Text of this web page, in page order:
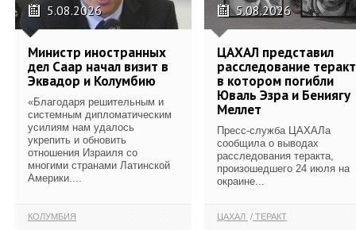
5.08.2026
Министр иностранных
дел Саар начал визит в
Эквадор и Колумбию
«Благодаря решительным и
системным дипломатическим
усилиям нам удалось
укрепить и обновить
отношения Израиля со
многими странами Латинской
Америки....
КОЛУМБИЯ
5.08.2026
ЦАХАЛ представил
расследование
в котором погибли
Юваль Эзра и Бениягу
Меллет
Пресс-служба ЦАХАЛа
сообщила о выводах
расследования теракта,
произошедшего 24 июля на
окраине...
ЦАХАЛ ТЕРАКТ